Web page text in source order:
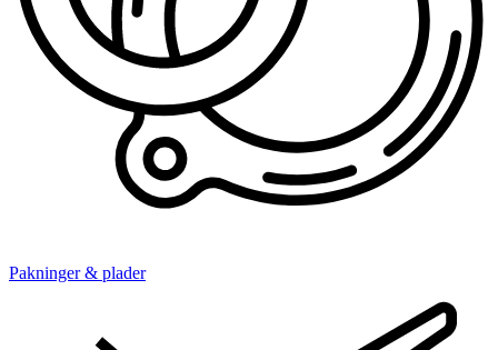
Pakninger & plader